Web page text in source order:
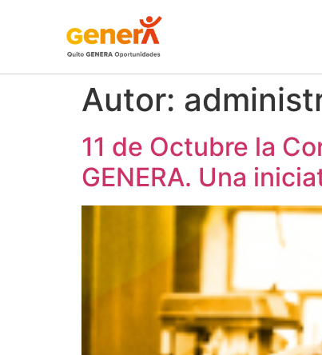
Autor:
11 de Octubre la
GENERA. Una